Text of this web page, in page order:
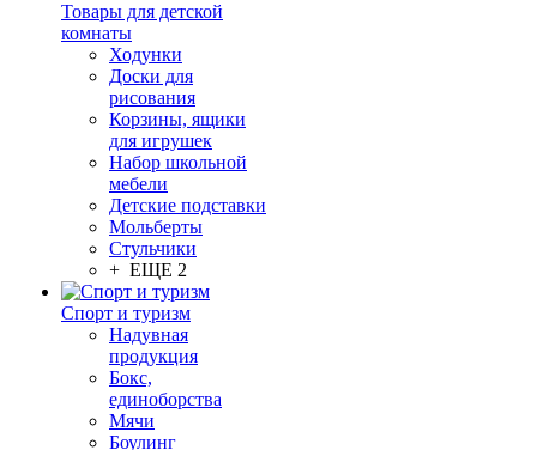
Товары для детской
комнаты
Ходунки
Доски для
рисования
Корзины, ящики
для игрушек
Набор школьной
мебели
Детские подставки
Мольберты
Стульчики
+ ЕЩЕ 2
Спорт и туризм
Надувная
продукция
Бокс,
единоборства
Мячи
Боулинг